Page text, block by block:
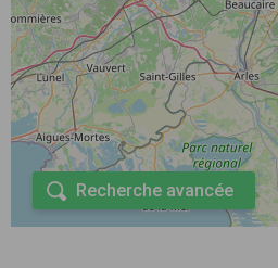
Recherche avancée